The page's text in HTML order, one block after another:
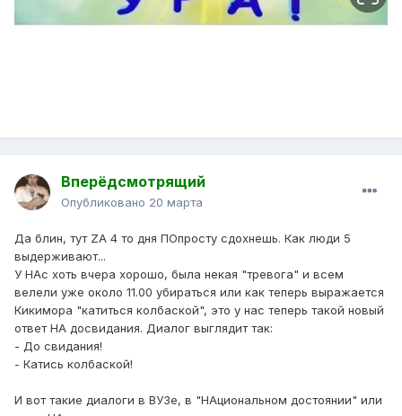
Вперёдсмотрящий
Опубликовано 20 марта
Да блин, тут ZA 4 то дня ПОпросту сдохнешь. Как люди 5
выдерживают...
У НАс хоть вчера хорошо, была некая "тревога" и всем
велели уже около 11.00 убираться или как теперь выражается
Кикимора "катиться колбаской", это у нас теперь такой новый
ответ НА досвидания. Диалог выглядит так:
- До свидания!
- Катись колбаской!
И вот такие диалоги в ВУЗе, в "НАциональном достоянии" или